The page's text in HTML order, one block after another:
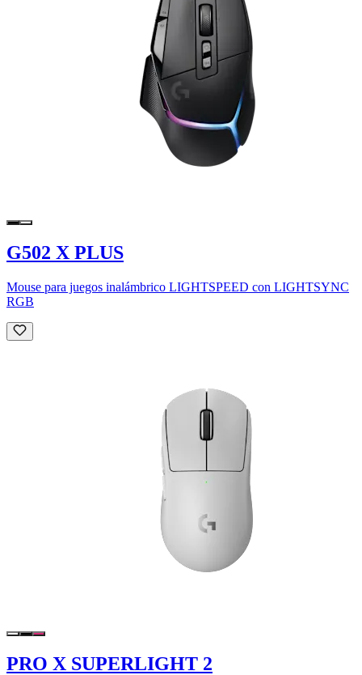
G502 X PLUS
Mouse para juegos inalámbrico LIGHTSPEED con LIGHTSYNC
RGB
PRO X SUPERLIGHT 2